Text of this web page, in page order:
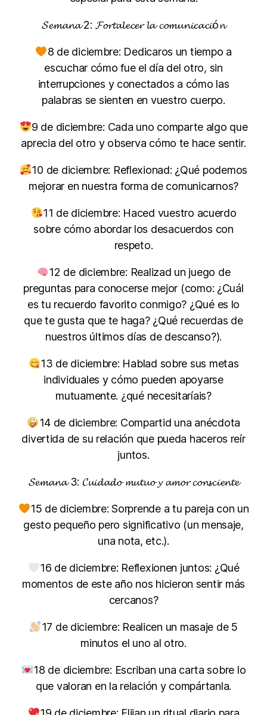
𝓢𝓮𝓶𝓪𝓷𝓪 2: 𝓕𝓸𝓻𝓽𝓪𝓵𝓮𝓬𝓮𝓻 𝓵𝓪 𝓬𝓸𝓶𝓾𝓷𝓲𝓬𝓪𝓬𝓲ó𝓷
8 de diciembre: Dedicaros un tiempo a
escuchar cómo fue el día del otro, sin
interrupciones y conectados a cómo las
palabras se sienten en vuestro cuerpo.
9 de diciembre: Cada uno comparte algo que
aprecia del otro y observa cómo te hace sentir.
10 de diciembre: Reflexionad: ¿Qué podemos
mejorar en nuestra forma de comunicarnos?
11 de diciembre: Haced vuestro acuerdo
sobre cómo abordar los desacuerdos con
respeto.
12 de diciembre: Realizad un juego de
preguntas para conocerse mejor (como: ¿Cuál
es tu recuerdo favorito conmigo? ¿Qué es lo
que te gusta que te haga? ¿Qué recuerdas de
nuestros últimos días de descanso?).
13 de diciembre: Hablad sobre sus metas
individuales y cómo pueden apoyarse
mutuamente. ¿qué necesitaríais?
14 de diciembre: Compartid una anécdota
divertida de su relación que pueda haceros reír
juntos.
𝓢𝓮𝓶𝓪𝓷𝓪 3: 𝓒𝓾𝓲𝓭𝓪𝓭𝓸 𝓶𝓾𝓽𝓾𝓸 𝔂 𝓪𝓶𝓸𝓻 𝓬𝓸𝓷𝓼𝓬𝓲𝓮𝓷𝓽𝓮
15 de diciembre: Sorprende a tu pareja con un
gesto pequeño pero significativo (un mensaje,
una nota, etc.).
16 de diciembre: Reflexionen juntos: ¿Qué
momentos de este año nos hicieron sentir más
cercanos?
17 de diciembre: Realicen un masaje de 5
minutos el uno al otro.
18 de diciembre: Escriban una carta sobre lo
que valoran en la relación y compártanla.